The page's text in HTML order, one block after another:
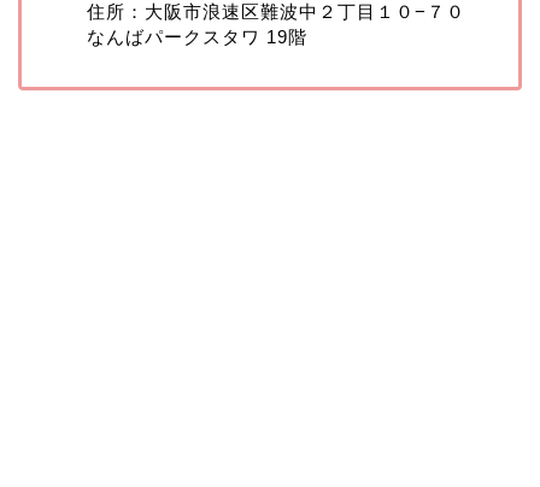
住所：大阪市浪速区難波中２丁目１０−７０
なんばパークスタワ 19階